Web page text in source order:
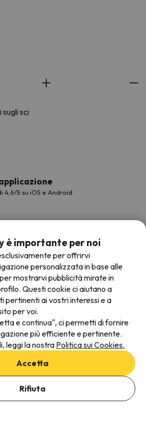
la disponibilità
Date di prenotazione
sci
4,6/5 su iOS e Android.
disponibili
è importante per noi
per offrirvi
personalizzata in base alle
mostrarvi pubblicità mirate in
Questi cookie ci aiutano a
pertinenti ai vostri interessi e a
per voi.
e continua", ci permetti di fornire
più efficiente e pertinente.
leggi la nostra Politica sui Cookies.
Accetta
Rifiuta